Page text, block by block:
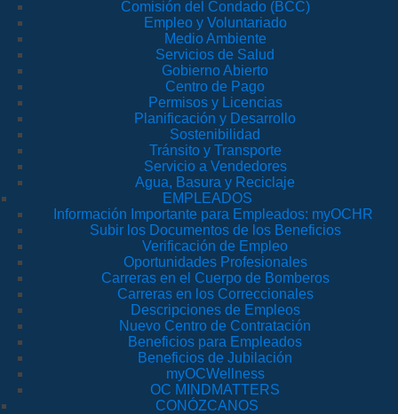
Comisión del Condado (BCC)
Empleo y Voluntariado
Medio Ambiente
Servicios de Salud
Gobierno Abierto
Centro de Pago
Permisos y Licencias
Planificación y Desarrollo
Sostenibilidad
Tránsito y Transporte
Servicio a Vendedores
Agua, Basura y Reciclaje
EMPLEADOS
Información Importante para Empleados: myOCHR
Subir los Documentos de los Beneficios
Verificación de Empleo
Oportunidades Profesionales
Carreras en el Cuerpo de Bomberos
Carreras en los Correccionales
Descripciones de Empleos
Nuevo Centro de Contratación
Beneficios para Empleados
Beneficios de Jubilación
myOCWellness
OC MINDMATTERS
CONÓZCANOS